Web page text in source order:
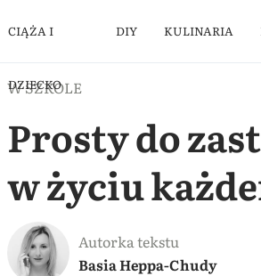
CIĄŻA I
DZIECKO
DIY KULINARIA
W SZKOLE
Prosty do
w życiu
Autorka tekstu
Basia Heppa-Chudy